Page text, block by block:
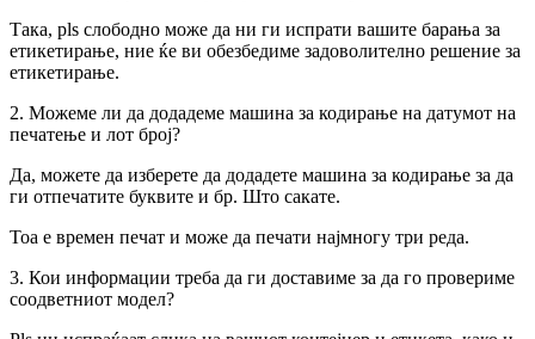
Така, pls слободно може да ни ги испрати вашите барања за
етикетирање, ние ќе ви обезбедиме задоволително решение за
етикетирање.
2. Можеме ли да додадеме машина за кодирање на датумот на
печатење и лот број?
Да, можете да изберете да додадете машина за кодирање за да
ги отпечатите буквите и бр. Што сакате.
Тоа е времен печат и може да печати најмногу три реда.
3. Кои информации треба да ги доставиме за да го провериме
соодветниот модел?